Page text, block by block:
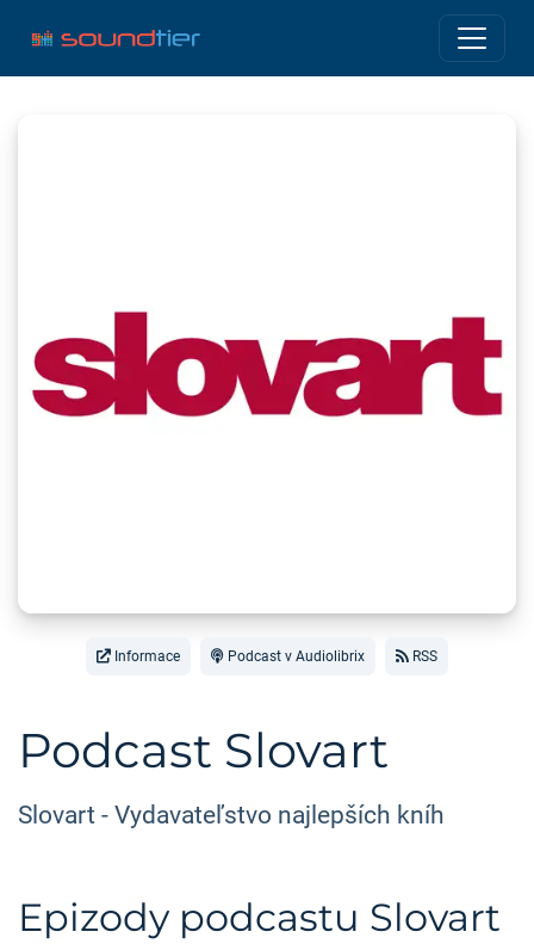
Informace Podcast v Audiolibrix RSS
Podcast Slovart
Slovart - Vydavateľstvo najlepších kníh
Epizody podcastu Slovart